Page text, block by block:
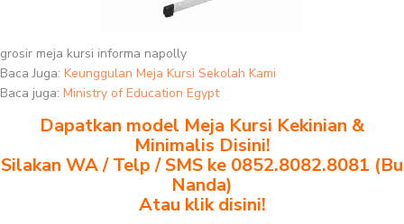
grosir meja kursi informa napolly
Baca Juga: Keunggulan Meja Kursi Sekolah Kami
Baca juga: Ministry of Education Egypt
Dapatkan model Meja Kursi Kekinian &
Minimalis Disini!
Silakan WA / Telp / SMS ke 0852.8082.8081 (Bu
Nanda)
Atau klik disini!